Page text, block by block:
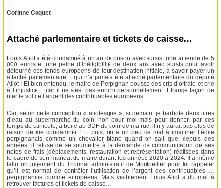
Corinne Coquet
Attaché parlementaire et tickets de caisse…
Louis Aliot a été condamné à un an de prison avec sursis, une amende de 5
000 euros et une peine d’inéligibilité de deux ans avec sursis pour avoir
détourné des fonds européens de leur destination initiale, à savoir payer un
attaché parlementaire… qui n’a jamais été attaché parlementaire du député
Aliot ! Et bien entendu, le maire de Perpignan pousse des cris d’orfraie et crie
à l’injustice… car il ne s’est pas enrichi personnellement. Étrange façon de
nier le vol de l’argent des contribuables européens…
Car, selon cette conception « aliotesque », si demain, je barbote deux litres
d’eau au supermarché du coin, non pour moi mais pour donner, par ces
temps de canicule, à boire au SDF du coin de ma rue, il n’y aurait pas plus de
raison de me condamner ! Et puis, on a un peu de mal à imaginer l’édile
perpignanais comme un chevalier blanc quand on sait que, depuis des
années, il refuse de se soumettre à la demande de communication de ses
notes de frais (déplacements, restauration et représentation) réalisées dans
le cadre de son mandat de maire durant les années 2020 à 2024. Il a même
fallu un jugement du Tribunal administratif de Montpellier pour lui rappeler
qu’il est normal de contrôler l’utilisation de l’argent des contribuables …
perpignanais comme européens. Mais visiblement Louis Aliot a du mal à
retrouver factures et tickets de caisse…